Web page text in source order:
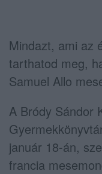
Mindazt, ami az
tarthatod meg,
Samuel Allo
A Bródy Sándor
január 18-án,
francia